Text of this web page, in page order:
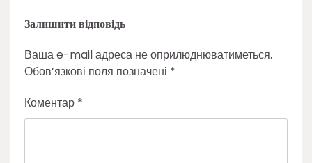
Залишити відповідь
Ваша e-mail адреса не оприлюднюватиметься.
Обов’язкові поля позначені *
Коментар *